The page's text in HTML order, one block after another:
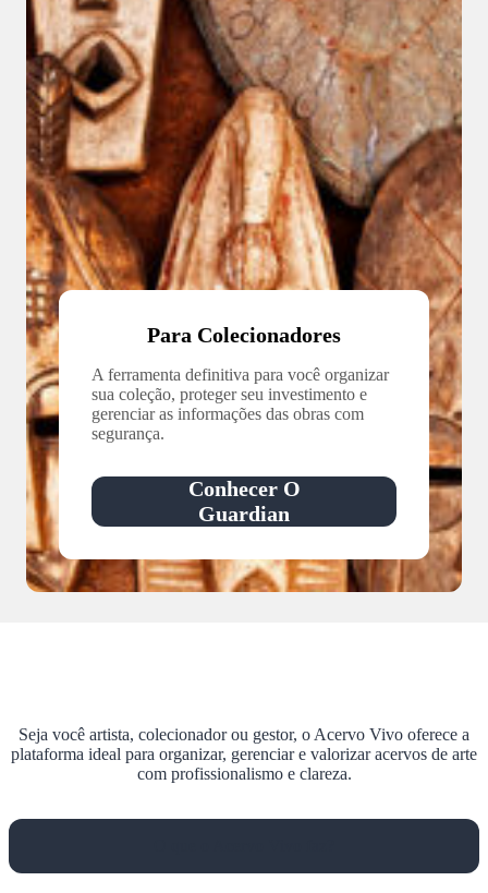
Para Colecionadores
A ferramenta definitiva para você organizar
sua coleção, proteger seu investimento e
gerenciar as informações das obras com
segurança.
Conhecer O
Guardian
Seja você artista, colecionador ou gestor, o Acervo Vivo oferece a
plataforma ideal para organizar, gerenciar e valorizar acervos de arte
com profissionalismo e clareza.